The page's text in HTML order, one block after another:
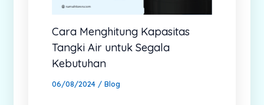
Cara Menghitung Kapasitas
Tangki Air untuk Segala
Kebutuhan
06/08/2024 / Blog